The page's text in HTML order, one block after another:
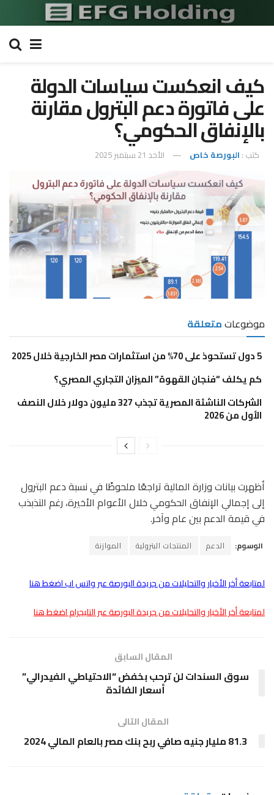
كيف انعكست سياسات الدولة
على فاتورة دعم البترول مقارنة
بالإنفاق الحكومي؟
كتب : البورصة خاص الأحد 21 سبتمبر 2025
موضوعاتمتعلقة
5 دول تستحوذ على 70% من استثمارات مصر الخارجية خلال 2025
كم يكلف “فنجان القهوة” الميزان التجاري المصري؟
الشركات الناشئة المصرية تجذب 327 مليون دولار خلال النصف
الأول من 2026
أظهرت بيانات وزارة المالية تراجعًا ملحوظًا في نسبة دعم البترول
إلى إجمالي الإنفاق الحكومي خلال الأعوام الأخيرة، رغم التذبذب
في قيمة الدعم بين عام وآخر.
الوسوم: الدعم المنتجات البترولية الموازنة
لمتابعة أخر الأخبار والتحليلات من جريدة البورصة عبر واتس اب اضغط هنا
لمتابعة أخر الأخبار والتحليلات من جريدة البورصة عبر التليجرام اضغط هنا
المقال السابق
سوق السندات لن ترحب بخفض “الاحتياطي الفيدرالي”
أسعار الفائدة
المقال التالى
81.3 مليار جنيه صافي ربح بنك مصر بالعام المالي 2024